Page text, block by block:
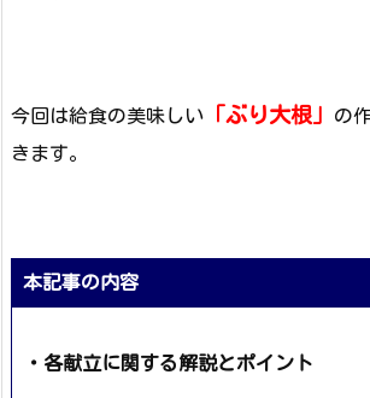
今回は給食の美味しい 「ぶり大根」
の
きます。
本記事の内容
・各献立に関する解説とポイント